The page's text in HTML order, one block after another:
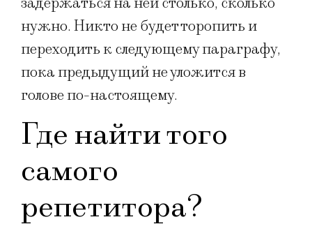
нужно. Никто не будет торопить и
переходить к следующему параграфу,
пока предыдущий не уложится в
голове по-настоящему.
Где найти того
самого
репетитора?